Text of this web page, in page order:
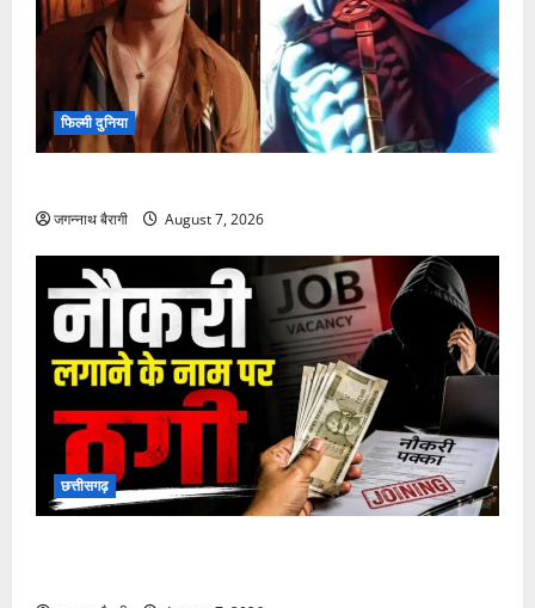
हरियाली तीज 2026: जानें इस खास पर्व की पूजा विधि और
जगन्नाथ बैरागी August 7, 2026
फिल्मी दुनिया
किट कॉनर की एंट्री से नई X-Men फिल्म में बढ़ा उत्साह…
जगन्नाथ बैरागी August 7, 2026